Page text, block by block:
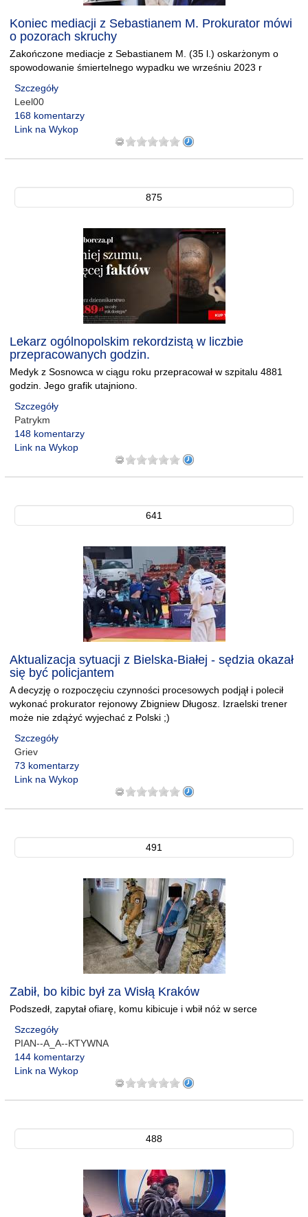
Koniec mediacji z Sebastianem M. Prokurator mówi
o pozorach skruchy
Zakończone mediacje z Sebastianem M. (35 l.) oskarżonym o
spowodowanie śmiertelnego wypadku we wrześniu 2023 r
Szczegóły
Leel00
168 komentarzy
Link na Wykop
875
Lekarz ogólnopolskim rekordzistą w liczbie
przepracowanych godzin.
Medyk z Sosnowca w ciągu roku przepracował w szpitalu 4881
godzin. Jego grafik utajniono.
Szczegóły
Patrykm
148 komentarzy
Link na Wykop
641
Aktualizacja sytuacji z Bielska-Białej - sędzia okazał
się być policjantem
A decyzję o rozpoczęciu czynności procesowych podjął i polecił
wykonać prokurator rejonowy Zbigniew Długosz. Izraelski trener
może nie zdążyć wyjechać z Polski ;)
Szczegóły
Griev
73 komentarzy
Link na Wykop
491
Zabił, bo kibic był za Wisłą Kraków
Podszedł, zapytał ofiarę, komu kibicuje i wbił nóż w serce
Szczegóły
PIAN--A_A--KTYWNA
144 komentarzy
Link na Wykop
488